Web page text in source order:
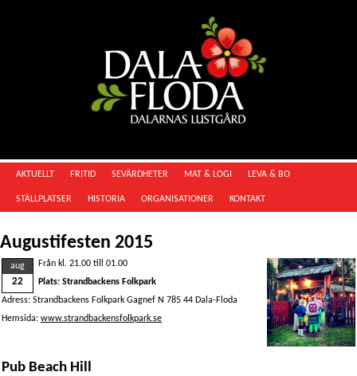
AKTUELLT FRITID SEVÄRDHETER MAT & LOGI LEVA & BO
STÄLLPLATSER HISTORIA ORGANISATIONER KONTAKT
Augustifesten 2015
aug
22
Från kl. 21.00 till 01.00
Plats: Strandbackens Folkpark
Adress: Strandbackens Folkpark Gagnef N 785 44 Dala-Floda
Hemsida: www.strandbackensfolkpark.se
Pub Beach Hill